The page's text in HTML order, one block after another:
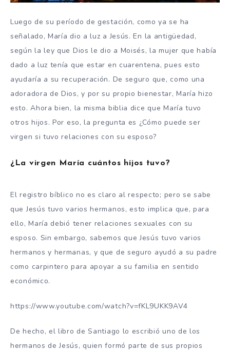
Luego de su período de gestación, como ya se ha
señalado, María dio a luz a Jesús. En la antigüedad,
según la ley que Dios le dio a Moisés, la mujer que había
dado a luz tenía que estar en cuarentena, pues esto
ayudaría a su recuperación. De seguro que, como una
adoradora de Dios, y por su propio bienestar, María hizo
esto. Ahora bien, la misma biblia dice que María tuvo
otros hijos. Por eso, la pregunta es ¿Cómo puede ser
virgen si tuvo relaciones con su esposo?
¿La virgen María cuántos hijos tuvo?
El registro bíblico no es claro al respecto; pero se sabe
que Jesús tuvo varios hermanos, esto implica que, para
ello, María debió tener relaciones sexuales con su
esposo. Sin embargo, sabemos que Jesús tuvo varios
hermanos y hermanas, y que de seguro ayudó a su padre
como carpintero para apoyar a su familia en sentido
económico.
https://www.youtube.com/watch?v=fKL9UKK9AV4
De hecho, el libro de Santiago lo escribió uno de los
hermanos de Jesús, quien formó parte de sus propios